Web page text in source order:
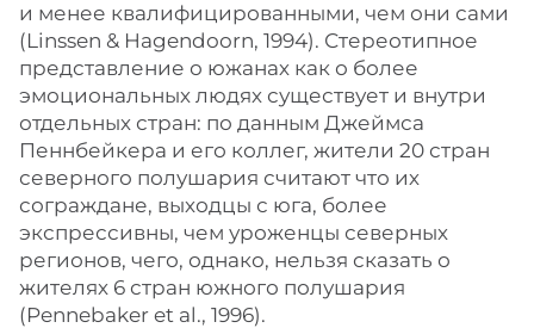
и менее квалифицированными, чем они сами
(Linssen & Hagendoorn, 1994). Стереотипное
представление о южанах как о более
эмоциональных людях существует и внутри
отдельных стран: по данным Джеймса
Пеннбейкера и его коллег, жители 20 стран
северного полушария считают что их
сограждане, выходцы с юга, более
экспрессивны, чем уроженцы северных
регионов, чего, однако, нельзя сказать о
жителях 6 стран южного полушария
(Pennebaker et al., 1996).